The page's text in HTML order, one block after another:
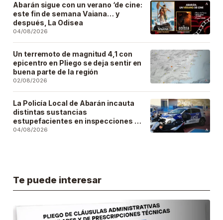
Abarán sigue con un verano ‘de cine:
este fin de semana Vaiana… y
después, La Odisea
04/08/2026
Un terremoto de magnitud 4,1 con
epicentro en Pliego se deja sentir en
buena parte de la región
02/08/2026
La Policía Local de Abarán incauta
distintas sustancias
estupefacientes en inspecciones a
locales públicos del municipio
04/08/2026
Te puede interesar